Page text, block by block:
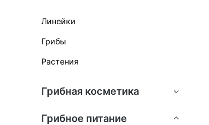
Линейки
Грибы
Растения
Грибная косметика
Грибное питание